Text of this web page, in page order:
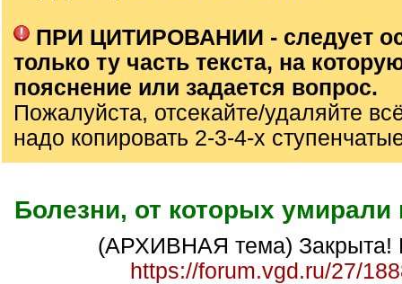
ПРИ ЦИТИРОВАНИИ - следует
только ту часть текста, на
пояснение или задается вопрос.
Пожалуйста, отсекайте/удаляйте
надо копировать 2-3-4-х
Болезни, от которых
(АРХИВНАЯ тема) Закрыта!
https://forum.vgd.ru/27/